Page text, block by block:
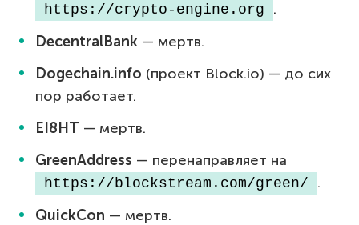
https://crypto-engine.org .
DecentralBank — мертв.
Dogechain.info (проект Block.io) — до сих
пор работает.
EI8HT — мертв.
GreenAddress — перенаправляет на
https://blockstream.com/green/ .
QuickCon — мертв.